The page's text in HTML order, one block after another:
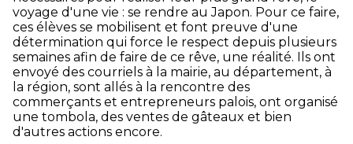
voyage d'une vie : se rendre au Japon. Pour ce faire,
ces élèves se mobilisent et font preuve d'une
détermination qui force le respect depuis plusieurs
semaines afin de faire de ce rêve, une réalité. Ils ont
envoyé des courriels à la mairie, au département, à
la région, sont allés à la rencontre des
commerçants et entrepreneurs palois, ont organisé
une tombola, des ventes de gâteaux et bien
d'autres actions encore.